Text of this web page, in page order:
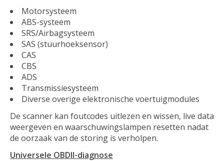
Motorsysteem
ABS-systeem
SRS/Airbagsysteem
SAS (stuurhoeksensor)
CAS
CBS
ADS
Transmissiesysteem
Diverse overige elektronische voertuigmodules
De scanner kan foutcodes uitlezen en wissen, live data
weergeven en waarschuwingslampen resetten nadat
de oorzaak van de storing is verholpen.
Universele OBDII-diagnose